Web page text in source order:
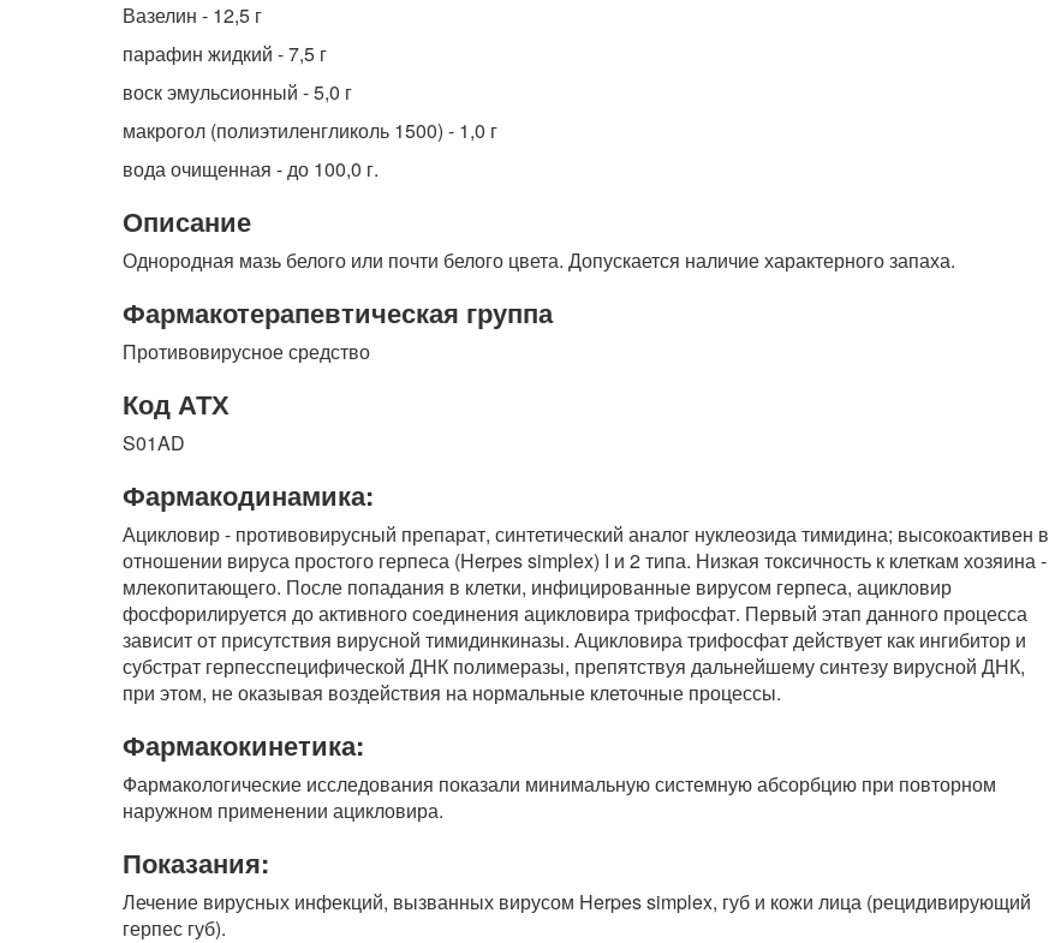
Вазелин - 12,5 г
парафин жидкий - 7,5 г
воск эмульсионный - 5,0 г
макрогол (полиэтиленгликоль 1500) - 1,0 г
вода очищенная - до 100,0 г.
Описание
Однородная мазь белого или почти белого цвета. Допускается наличие характерного запаха.
Фармакотерапевтическая группа
Противовирусное средство
Код АТХ
S01AD
Фармакодинамика:
Ацикловир - противовирусный препарат, синтетический аналог нуклеозида тимидина; высокоактивен в
отношении вируса простого герпеса (Herpes simplex) I и 2 типа. Низкая токсичность к клеткам хозяина -
млекопитающего. После попадания в клетки, инфицированные вирусом герпеса, ацикловир
фосфорилируется до активного соединения ацикловира трифосфат. Первый этап данного процесса
зависит от присутствия вирусной тимидинкиназы. Ацикловира трифосфат действует как ингибитор и
субстрат герпесспецифической ДНК полимеразы, препятствуя дальнейшему синтезу вирусной ДНК,
при этом, не оказывая воздействия на нормальные клеточные процессы.
Фармакокинетика:
Фармакологические исследования показали минимальную системную абсорбцию при повторном
наружном применении ацикловира.
Показания:
Лечение вирусных инфекций, вызванных вирусом Herpes simplex, губ и кожи лица (рецидивирующий
герпес губ).